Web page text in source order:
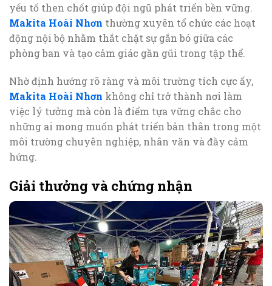
yếu tố then chốt giúp đội ngũ phát triển bền vững.
Makita Hoài Nhơn thường xuyên tổ chức các hoạt
động nội bộ nhằm thắt chặt sự gắn bó giữa các
phòng ban và tạo cảm giác gần gũi trong tập thể.
Nhờ định hướng rõ ràng và môi trường tích cực ấy,
Makita Hoài Nhơn không chỉ trở thành nơi làm
việc lý tưởng mà còn là điểm tựa vững chắc cho
những ai mong muốn phát triển bản thân trong một
môi trường chuyên nghiệp, nhân văn và đầy cảm
hứng.
Giải thưởng và chứng nhận